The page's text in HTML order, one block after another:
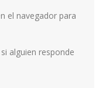
el navegador para
alguien responde